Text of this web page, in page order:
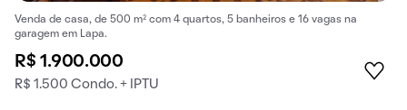
Venda de casa, de 500 m² com 4 quartos, 5 banheiros e 16 vagas na
garagem em Lapa.
R$ 1.900.000
R$ 1.500 Condo. + IPTU